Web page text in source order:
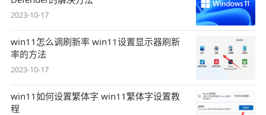
2023-10-17
win11怎么调刷新率 win11设置显示器刷新
率的方法
2023-10-17
win11如何设置繁体字 win11繁体字设置教
程